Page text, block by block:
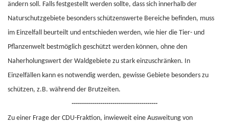
ändern soll. Falls festgestellt werden sollte, dass sich innerhalb der
Naturschutzgebiete besonders schützenswerte Bereiche befinden, muss
im Einzelfall beurteilt und entschieden werden, wie hier die Tier- und
Pflanzenwelt bestmöglich geschützt werden können, ohne den
Naherholungswert der Waldgebiete zu stark einzuschränken. In
Einzelfällen kann es notwendig werden, gewisse Gebiete besonders zu
schützen, z.B. während der Brutzeiten.
------------------------------------------
Zu einer Frage der CDU-Fraktion, inwieweit eine Ausweitung von